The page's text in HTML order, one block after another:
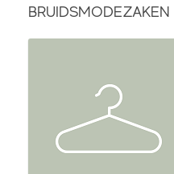
BRUIDSMODEZAKEN